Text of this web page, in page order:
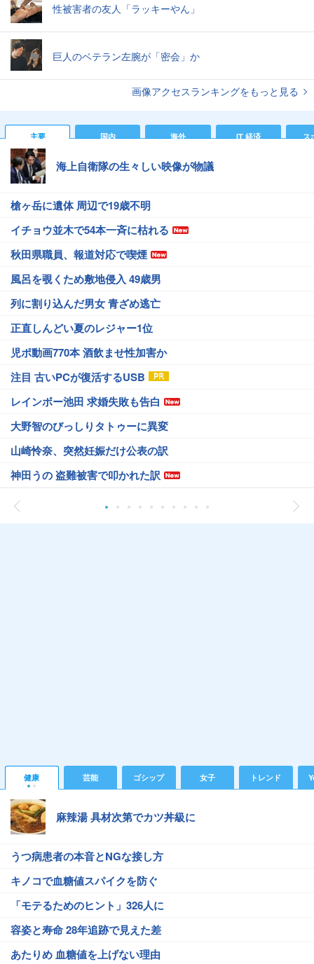
性被害者の友人「ラッキーやん」
巨人のベテラン左腕が「密会」か
画像アクセスランキングをもっと見る
主要 国内 海外 IT 経済 ス
海上自衛隊の生々しい映像が物議
槍ヶ岳に遺体 周辺で19歳不明
イチョウ並木で54本一斉に枯れる
秋田県職員、報道対応で喫煙
風呂を覗くため敷地侵入 49歳男
列に割り込んだ男女 青ざめ逃亡
正直しんどい夏のレジャー1位
児ポ動画770本 酒飲ませ性加害か
注目 古いPCが復活するUSB
レインボー池田 求婚失敗も告白
大野智のびっしりタトゥーに異変
山崎怜奈、突然妊娠だけ公表の訳
神田うの 盗難被害で叩かれた訳
健康 芸能 ゴシップ 女子 トレンド
麻辣湯 具材次第でカツ丼級に
うつ病患者の本音とNGな接し方
キノコで血糖値スパイクを防ぐ
「モテるためのヒント」326人に
容姿と寿命 28年追跡で見えた差
あたりめ 血糖値を上げない理由